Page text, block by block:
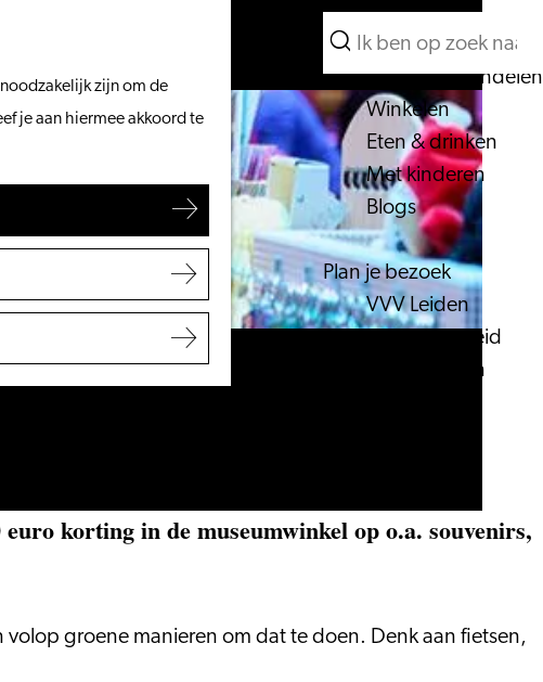
zijn om de
je aan hiermee akkoord te
Menu
Zoeken
Wat te doen
Vanaf het water
Fietsen & wandelen
Winkelen
Eten & drinken
Met kinderen
Blogs
Plan je bezoek
VVV Leiden
Bereikbaarheid
Overnachten
Zoeken
korting in de museumwinkel op o.a. souvenirs,
groene manieren om dat te doen. Denk aan fietsen,